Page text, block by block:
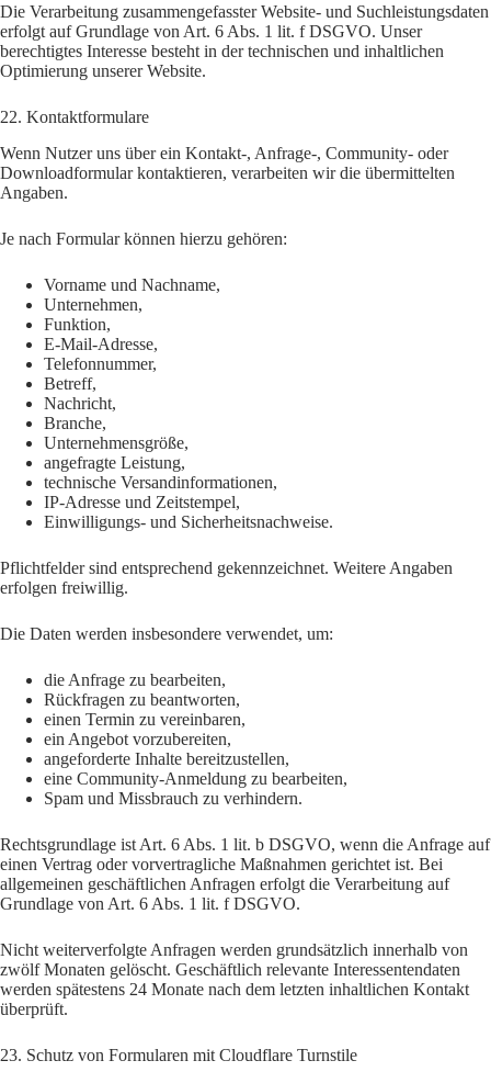
Die Verarbeitung zusammengefasster Website- und Suchleistungsdaten
erfolgt auf Grundlage von Art. 6 Abs. 1 lit. f DSGVO. Unser
berechtigtes Interesse besteht in der technischen und inhaltlichen
Optimierung unserer Website.
22. Kontaktformulare
Wenn Nutzer uns über ein Kontakt-, Anfrage-, Community- oder
Downloadformular kontaktieren, verarbeiten wir die übermittelten
Angaben.
Je nach Formular können hierzu gehören:
Vorname und Nachname,
Unternehmen,
Funktion,
E-Mail-Adresse,
Telefonnummer,
Betreff,
Nachricht,
Branche,
Unternehmensgröße,
angefragte Leistung,
technische Versandinformationen,
IP-Adresse und Zeitstempel,
Einwilligungs- und Sicherheitsnachweise.
Pflichtfelder sind entsprechend gekennzeichnet. Weitere Angaben
erfolgen freiwillig.
Die Daten werden insbesondere verwendet, um:
die Anfrage zu bearbeiten,
Rückfragen zu beantworten,
einen Termin zu vereinbaren,
ein Angebot vorzubereiten,
angeforderte Inhalte bereitzustellen,
eine Community-Anmeldung zu bearbeiten,
Spam und Missbrauch zu verhindern.
Rechtsgrundlage ist Art. 6 Abs. 1 lit. b DSGVO, wenn die Anfrage auf
einen Vertrag oder vorvertragliche Maßnahmen gerichtet ist. Bei
allgemeinen geschäftlichen Anfragen erfolgt die Verarbeitung auf
Grundlage von Art. 6 Abs. 1 lit. f DSGVO.
Nicht weiterverfolgte Anfragen werden grundsätzlich innerhalb von
zwölf Monaten gelöscht. Geschäftlich relevante Interessentendaten
werden spätestens 24 Monate nach dem letzten inhaltlichen Kontakt
überprüft.
23. Schutz von Formularen mit Cloudflare Turnstile